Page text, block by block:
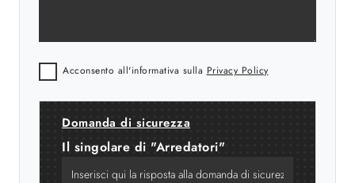
Acconsento all'informativa sulla Privacy Policy
Domanda di sicurezza
Il singolare di "Arredatori"